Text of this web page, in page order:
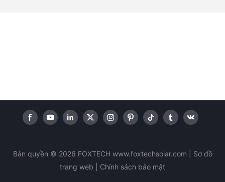
Bản quyền © 2026 FOXTECH www.foxtechsolar.com
Sơ đồ
trang web |
Chính sách bảo mật